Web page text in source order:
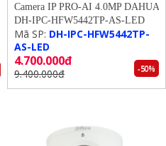
Camera IP PRO-AI 4.0MP DAHUA
DH-IPC-HFW5442TP-AS-LED
Mã SP: DH-IPC-HFW5442TP-
AS-LED
4.700.000đ
9.400.000đ -50%